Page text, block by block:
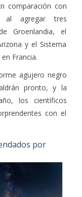
comparación con
agregar tres
Groenlandia, el
y el Sistema
Francia.
agujero negro
pronto, y la
los científicos
con el
por